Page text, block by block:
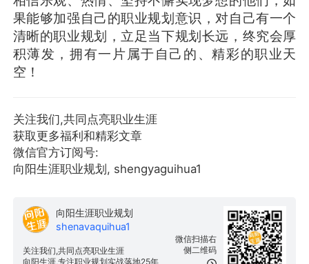
果能够加强自己的职业规划意识，对自己有一个
清晰的职业规划，立足当下规划长远，终究会厚
积薄发，拥有一片属于自己的、精彩的职业天
空！
关注我们,共同点亮职业生涯
获取更多福利和精彩文章
微信官方订阅号:
向阳生涯职业规划, shengyaguihua1
微信扫描右
侧二维码
向阳生涯职业规划
shenavaquihua1
关注我们,共同点亮职业生涯
向阳生涯,专注职业规划实战落地25年